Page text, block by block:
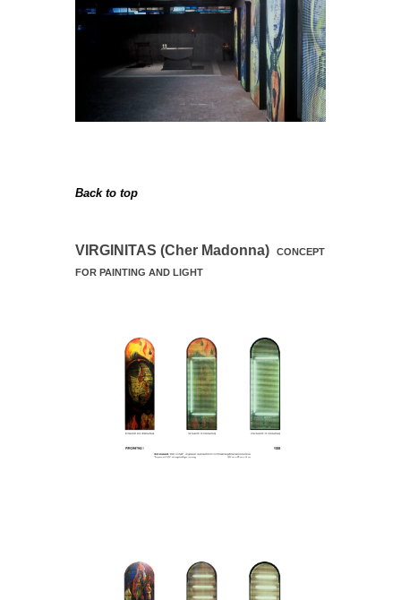
Back to top
VIRGINITAS (Cher Madonna)
CONCEPT
FOR PAINTING AND LIGHT